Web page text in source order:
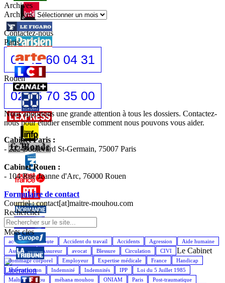
Archives
Archives
Contactez-nous
Paris
01 42 60 04 31
Rouen
02 35 70 35 00
Nous apportons une grande attention à tous les dossiers. Contactez-
nous pour étudier ensemble comment nous pouvons vous aider.
Cabinet Paris :
- 222 Boulevard St-Germain, 75007 Paris
Cabinet Rouen :
- 104 Rue Jeanne d'Arc, 76000 Rouen
Formulaire de contact
Courriel : contact[at]maitre-mouhou.com
Rechercher
Mots cles
accident de la route Accident du travail Accidents Agression
Aide humaine
Assistance
Assureur avocat Blessure Circulation
CIVI
dommage corporel
Employeur Expertise médicale France
Handicap
Indemnisation
Indemnité Indemnités IPP
Loi du 5 Juillet 1985
Maître Mouhou
méhana mouhou ONIAM Paris
Post-traumatique
Le Cabinet